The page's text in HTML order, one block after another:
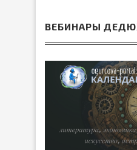
ВЕБИНАРЫ